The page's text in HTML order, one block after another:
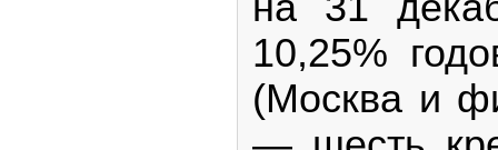
10,25%
(Москва и